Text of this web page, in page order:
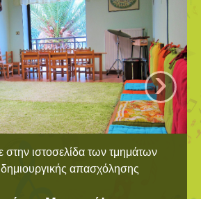
στην ιστοσελίδα των τμημάτων
απασχόλησης
›